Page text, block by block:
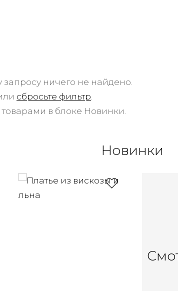
ничего не найдено.
сбросьте фильтр
в блоке Новинки.
Новинки